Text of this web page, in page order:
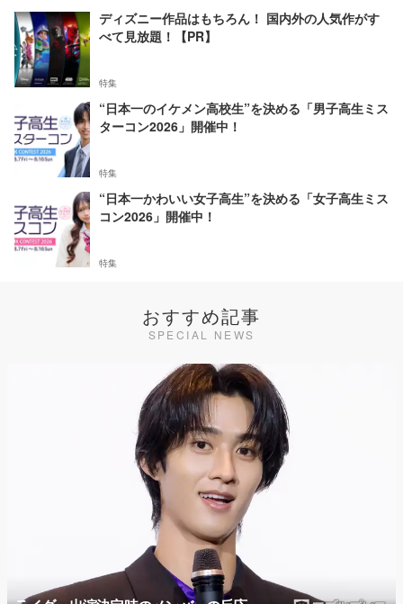
ディズニー作品はもちろん！ 国内外の人気作がす
べて見放題！【PR】
特集
“日本一のイケメン高校生”を決める「男子高生ミス
ターコン2026」開催中！
特集
“日本一かわいい女子高生”を決める「女子高生ミス
コン2026」開催中！
特集
おすすめ記事
SPECIAL NEWS